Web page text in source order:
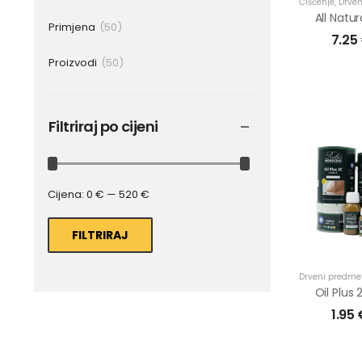
Primjena (50)
Proizvodi (50)
Filtriraj po cijeni
FILTRIRAJ
Cijena: 0 € — 520 €
7.25
Drveni
1.95